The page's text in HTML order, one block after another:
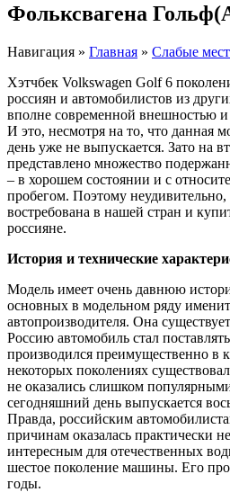
Фольксвагена
Навигация » Главная » Слабые
Хэтчбек Volkswagen Golf 6
россиян и автомобилистов из
вполне современной внешностью
И это, несмотря на то, что данная
день уже не выпускается. Зато на
представлено множество
– в хорошем состоянии и с
пробегом. Поэтому неудивительно,
востребована в нашей стран и
россияне.
История и технические
Модель имеет очень давнюю
основных в модельном ряду
автопроизводителя. Она
Россию автомобиль стал
производился преимущественно в
некоторых поколениях
не оказались слишком
сегодняшний день выпускается
Правда, российским
причинам оказалась практически
интересным для отечественных
шестое поколение машины. Его
годы.